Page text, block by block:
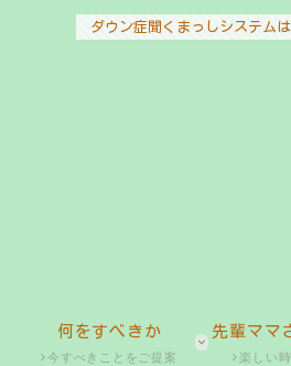
ダウン症聞くまっしシステム
何をすべきか
今すべきことをご提案
先輩ママ
楽しい